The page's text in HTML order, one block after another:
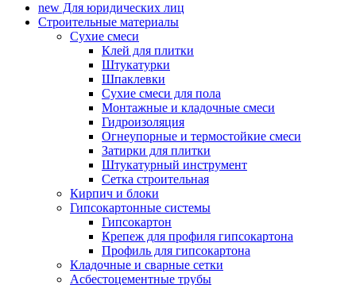
new Для юридических лиц
Строительные материалы
Сухие смеси
Клей для плитки
Штукатурки
Шпаклевки
Сухие смеси для пола
Монтажные и кладочные смеси
Гидроизоляция
Oгнеупорные и термостойкие смеси
Затирки для плитки
Штукатурный инструмент
Cетка строительная
Кирпич и блоки
Гипсокартонные системы
Гипсокартон
Крепеж для профиля гипсокартона
Профиль для гипсокартона
Кладочные и сварные сетки
Асбестоцементные трубы